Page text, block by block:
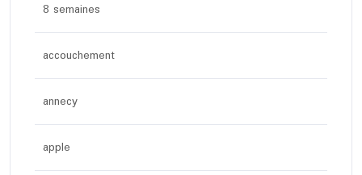
8 semaines
accouchement
annecy
apple